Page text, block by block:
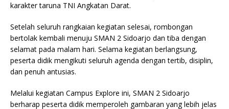
karakter taruna TNI Angkatan Darat.
Setelah seluruh rangkaian kegiatan selesai, rombongan
bertolak kembali menuju SMAN 2 Sidoarjo dan tiba dengan
selamat pada malam hari. Selama kegiatan berlangsung,
peserta didik mengikuti seluruh agenda dengan tertib, disiplin,
dan penuh antusias.
Melalui kegiatan Campus Explore ini, SMAN 2 Sidoarjo
berharap peserta didik memperoleh gambaran yang lebih jelas